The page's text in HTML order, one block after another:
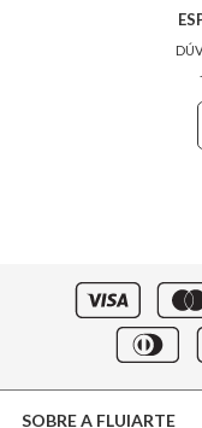
SOBRE A FLUIARTE